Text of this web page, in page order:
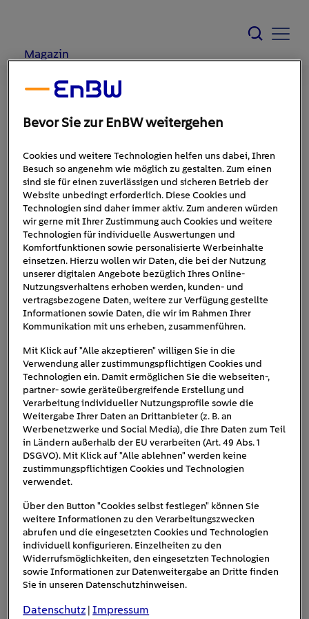
Magazin
Schlagwort: #Interaktiv
01.11.2024
Showhouse,
Beratung
Energiewelt on Tour: EnBW
Showhouse am Ladepark
Rutesheim
Ladeweile vertreiben und vernetzte
Energiewelt erleben! Wie sieht die
Energiewelt von morgen in unseren Häusern
aus? Wie lassen sich intelligente …
Tag:#Energiesparen, #Interaktiv,
#Ladeweile, #Nachhaltigkeit, #vernetzte
Energiewelt
Kategorie:
25.09.2024 B2B Veranstaltung
Bfp Fuhrpark
Bevor Sie zur EnBW weitergehen
Cookies und weitere Technologien helfen uns dabei, Ihren
Besuch so angenehm wie möglich zu gestalten. Zum einen
sind sie für einen zuverlässigen und sicheren Betrieb der
Website unbedingt erforderlich. Diese Cookies und
Technologien sind daher immer aktiv. Zum anderen würden
wir gerne mit Ihrer Zustimmung auch Cookies und weitere
Technologien für individuelle Auswertungen und
Komfortfunktionen sowie personalisierte Werbeinhalte
einsetzen. Hierzu wollen wir Daten, die bei der Nutzung
unserer digitalen Angebote bezüglich Ihres Online-
Nutzungsverhaltens erhoben werden, kunden- und
vertragsbezogene Daten, weitere zur Verfügung gestellte
Informationen sowie Daten, die wir im Rahmen Ihrer
Kommunikation mit uns erheben, zusammenführen.
Mit Klick auf "Alle akzeptieren" willigen Sie in die
Verwendung aller zustimmungspflichtigen Cookies und
Technologien ein. Damit ermöglichen Sie die webseiten-,
partner- sowie geräteübergreifende Erstellung und
Verarbeitung individueller Nutzungsprofile sowie die
Weitergabe Ihrer Daten an Drittanbieter (z. B. an
Werbenetzwerke und Social Media), die Ihre Daten zum Teil
in Ländern außerhalb der EU verarbeiten (Art. 49 Abs. 1
DSGVO). Mit Klick auf "Alle ablehnen" werden keine
zustimmungspflichtigen Cookies und Technologien
verwendet.
Über den Button "Cookies selbst festlegen" können Sie
weitere Informationen zu den Verarbeitungszwecken
abrufen und die eingesetzten Cookies und Technologien
individuell konfigurieren. Einzelheiten zu den
Widerrufsmöglichkeiten, den eingesetzten Technologien
sowie Informationen zur Datenweitergabe an Dritte finden
Sie in unseren Datenschutzhinweisen.
Datenschutz |Impressum